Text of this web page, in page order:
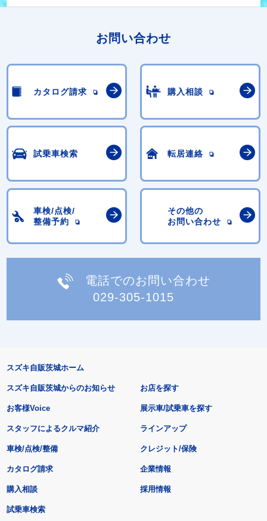
お問い合わせ
カタログ請求 購入相談
試乗車検索 転居連絡
車検/点検/
整備予約
その他の
お問い合わせ
電話でのお問い合わせ
029-305-1015
スズキ自販茨城ホーム
スズキ自販茨城からのお知らせ
お客様Voice
スタッフによるクルマ紹介
お店を探す
展示車/試乗車を探す
ラインアップ
車検/点検/整備 クレジット/保険
カタログ請求
購入相談
試乗車検索
企業情報
採用情報